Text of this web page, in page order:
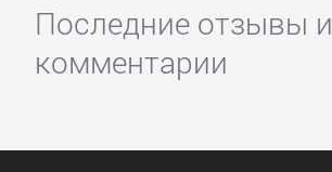
Последние отзывы и
комментарии